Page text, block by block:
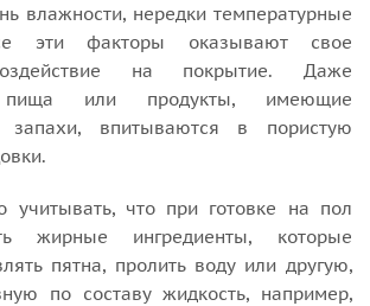
влажности, нередки температурные
эти факторы оказывают свое
на покрытие. Даже
пища или продукты, имеющие
запахи, впитываются в пористую
учитывать, что при готовке на пол
жирные ингредиенты, которые
пятна, пролить воду или другую,
по составу жидкость, например,